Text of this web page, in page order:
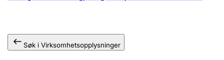
Offentlig sektor
Søk i Virksomhetsopplysninger